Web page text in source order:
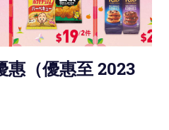
（優惠至 2023